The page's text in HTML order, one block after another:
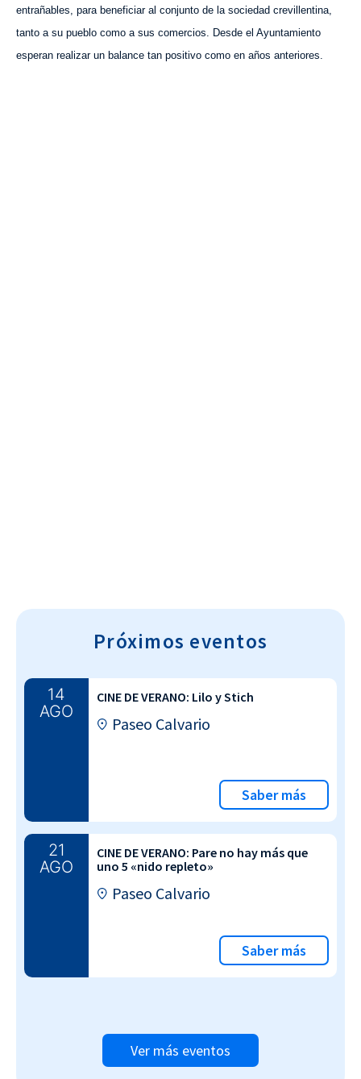
entrañables, para beneficiar al conjunto de la sociedad crevillentina,
tanto a su pueblo como a sus comercios. Desde el Ayuntamiento
esperan realizar un balance tan positivo como en años anteriores.
Próximos eventos
14
AGO
CINE DE VERANO: Lilo y Stich
Paseo Calvario
Saber más
21
AGO
CINE DE VERANO: Pare no hay más que
uno 5 «nido repleto»
Paseo Calvario
Saber más
Ver más eventos